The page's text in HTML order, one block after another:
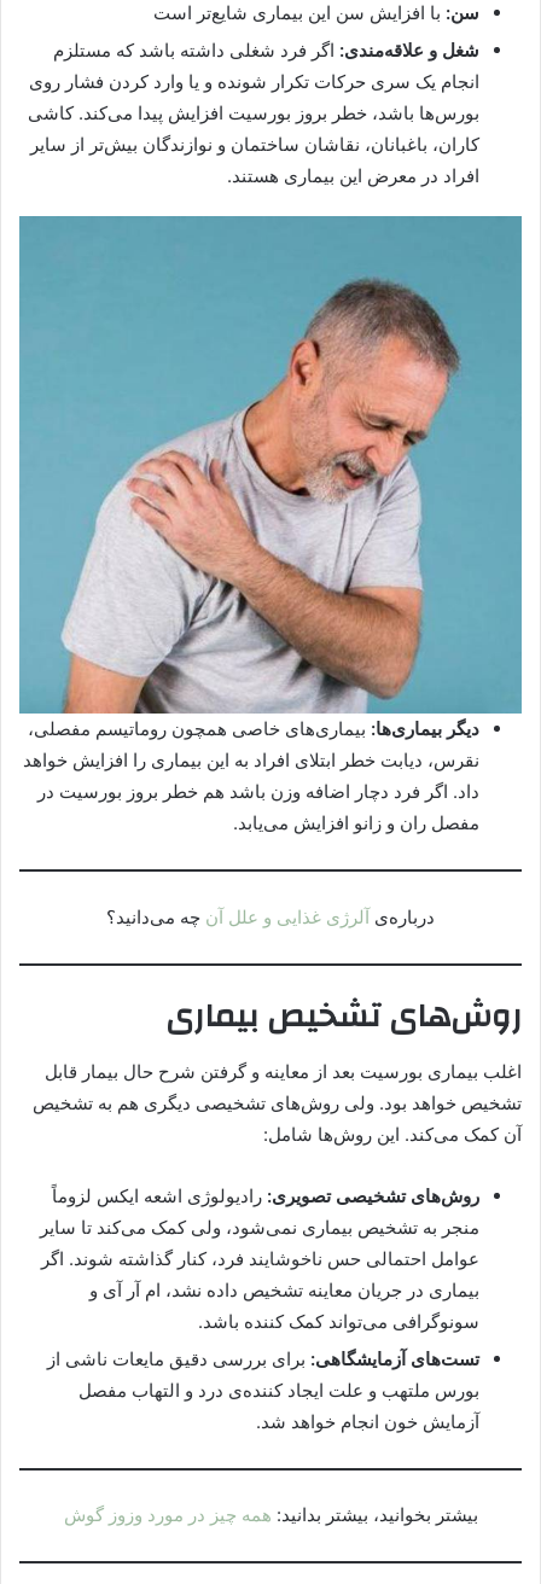
سن: با افزایش سن این بیماری شایع‌تر است
شغل و علاقه‌مندی: اگر فرد شغلی داشته باشد که مستلزم
انجام یک سری حرکات تکرار شونده و یا وارد کردن فشار روی
بورس‌ها باشد، خطر بروز بورسیت افزایش پیدا می‌کند. کاشی
کاران، باغبانان، نقاشان ساختمان و نوازندگان بیش‌تر از سایر
افراد در معرض این بیماری هستند.
دیگر بیماری‌ها: بیماری‌های خاصی همچون روماتیسم مفصلی،
نقرس، دیابت خطر ابتلای افراد به این بیماری را افزایش خواهد
داد. اگر فرد دچار اضافه وزن باشد هم خطر بروز بورسیت در
مفصل ران و زانو افزایش می‌یابد.
درباره‌ی آلرژی غذایی و علل آن چه می‌دانید؟
روش‌های تشخیص بیماری
اغلب بیماری بورسیت بعد از معاینه و گرفتن شرح حال بیمار قابل
تشخیص خواهد بود. ولی روش‌های تشخیصی دیگری هم به تشخیص
آن کمک می‌کند. این روش‌ها شامل:
روش‌های تشخیصی تصویری: رادیولوژی اشعه ایکس لزوماً
منجر به تشخیص بیماری نمی‌شود، ولی کمک می‌کند تا سایر
عوامل احتمالی حس ناخوشایند فرد، کنار گذاشته شوند. اگر
بیماری در جریان معاینه تشخیص داده نشد، ام آر آی و
سونوگرافی می‌تواند کمک کننده باشد.
تست‌های آزمایشگاهی: برای بررسی دقیق مایعات ناشی از
بورس ملتهب و علت ایجاد کننده‌ی درد و التهاب مفصل
آزمایش خون انجام خواهد شد.
بیشتر بخوانید، بیشتر بدانید: همه چیز در مورد وزوز گوش